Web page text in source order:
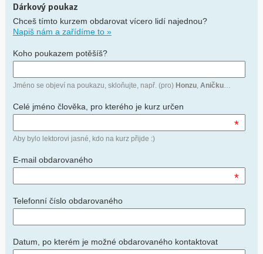
Dárkový poukaz
Chceš tímto kurzem obdarovat vícero lidí najednou?
Napiš nám a zařídíme to »
Koho poukazem potěšíš?
Jméno se objeví na poukazu, skloňujte, např. (pro) Honzu, Aničku…
Celé jméno člověka, pro kterého je kurz určen
*
Aby bylo lektorovi jasné, kdo na kurz přijde :)
E-mail obdarovaného
*
Telefonní číslo obdarovaného
Datum, po kterém je možné obdarovaného kontaktovat